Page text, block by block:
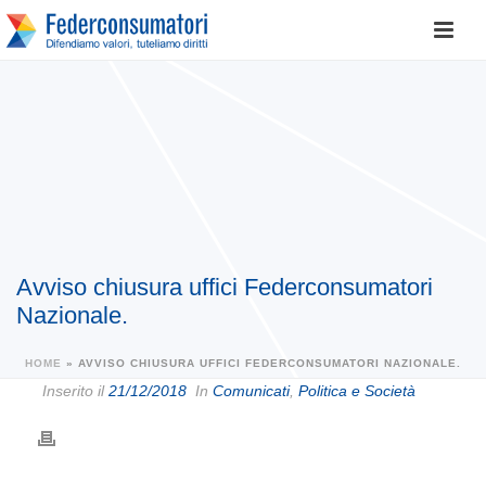
Avviso chiusura uffici Federconsumatori
Nazionale.
HOME » AVVISO CHIUSURA UFFICI FEDERCONSUMATORI NAZIONALE.
Inserito il21/12/2018 In Comunicati, Politica e Società